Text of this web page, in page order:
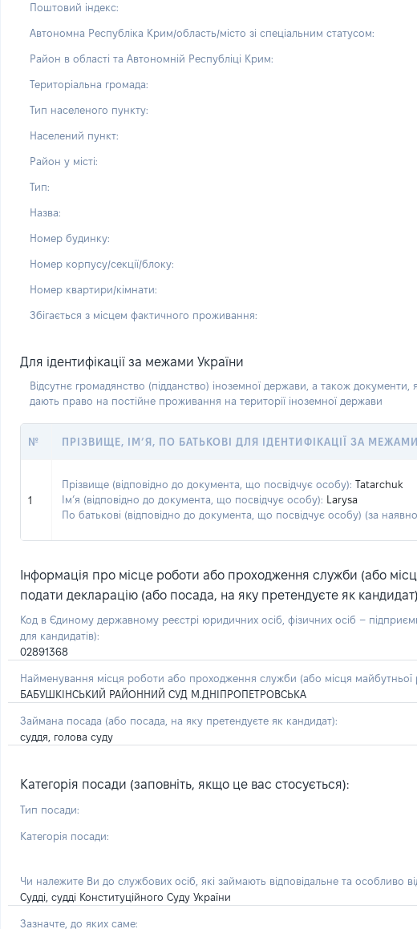
Поштовий індекс:
Автономна Республіка Крим/область/місто зі спеціальним статусом:
Район в області та Автономній Республіці Крим:
Територіальна громада:
Тип населеного пункту:
Населений пункт:
Район у місті:
Тип:
Назва:
Номер будинку:
Номер корпусу/секції/блоку:
Номер квартири/кімнати:
Збігається з місцем фактичного проживання:
Для ідентифікації за межами України
Відсутнє громадянство (підданство) іноземної держави, а також документи,
дають право на постійне проживання на території іноземної держави
№ ПРІЗВИЩЕ, ІМ’Я, ПО БАТЬКОВІ ДЛЯ ІДЕНТИФІКАЦІЇ ЗА
1
Прізвище (відповідно до документа, що посвідчує особу): Tatarchuk
Ім’я (відповідно до документа, що посвідчує особу):
Larysa
По батькові (відповідно до документа, що посвідчує особу) (за
Інформація про місце роботи або проходження служби (або
подати декларацію (або посада, на яку претендуєте як
Код в Єдиному державному реєстрі юридичних осіб, фізичних осіб –
для кандидатів):
02891368
Найменування місця роботи або проходження служби (або місця
БАБУШКІНСЬКИЙ РАЙОННИЙ СУД М.ДНІПРОПЕТРОВСЬКА
Займана посада (або посада, на яку претендуєте як кандидат):
суддя, голова суду
Категорія посади (заповніть, якщо це вас стосується):
Тип посади:
Категорія посади:
Чи належите Ви до службових осіб, які займають відповідальне та особливо
Судді, судді Конституційного Суду України
Зазначте, до яких саме: